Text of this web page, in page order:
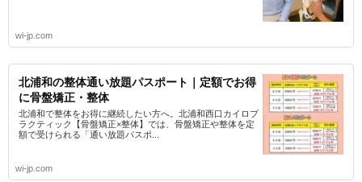
wi-jp.com
北浦和の整体通い放題パスポート｜定額でお得
に骨盤矯正・整体
北浦和で整体をお得に継続したい方へ。北浦和西口カイロプ
ラクティック【骨盤矯正×整体】では、骨盤矯正や整体を定
額で受けられる「通い放題パスポ...
wi-jp.com